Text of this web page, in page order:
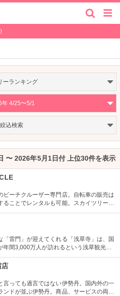
ーランキング
年 4/25〜5/1
絞込検索
〜 2026年5月1日付 上位30件を表示
ビーチクルーザー専門店。自転車の販売は
ることでレンタルも可能。スカイツリーや
めです。さらに新たな試みとしてチャリカ
目を集めている。
「雷門」が迎えてくれる「浅草寺」は、国
年間3,000万人が訪れるという浅草観光一
からも「観音様」の愛称で親しまれている
。
店
言っても過言ではない伊勢丹。国内外の一
ンドが並ぶ伊勢丹。商品、サービスの両面